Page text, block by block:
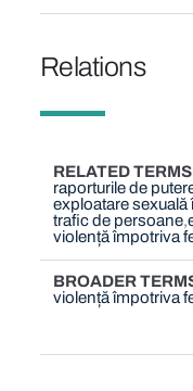
Relations
RELATED TERMS
raporturile de
exploatare
trafic de persoane
violență împotriva
BROADER
violență împotriva